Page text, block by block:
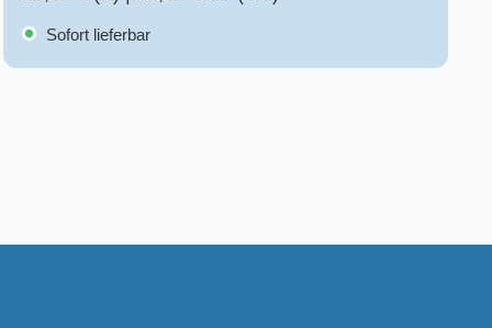
Sofort lieferbar